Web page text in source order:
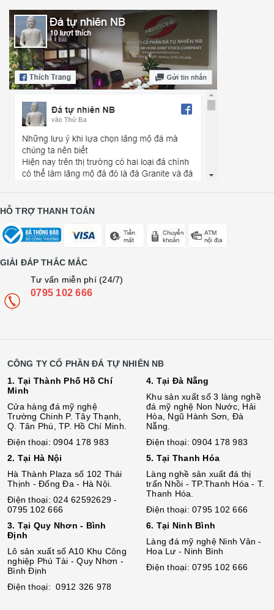
HỖ TRỢ THANH TOÁN
GIẢI ĐÁP THẮC MẮC
Tư vấn miễn phí (24/7)
0795 102 666
CÔNG TY CỔ PHẦN ĐÁ TỰ NHIÊN NB
1. Tại Thành Phố Hồ Chí
Minh
Cửa hàng đá mỹ nghệ
Trường Chinh P. Tây Thạnh,
Q. Tân Phú, TP. Hồ Chí Minh.
Điện thoại: 0904 178 983
2. Tại Hà Nội
Hà Thành Plaza số 102 Thái
Thịnh - Đống Đa - Hà Nội.
Điện thoại: 024 62592629 -
0795 102 666
3. Tại Quy Nhơn - Bình
Định
Lô sản xuất số A10 Khu Công
nghiệp Phú Tài - Quy Nhơn -
Bình Định
Điện thoại: 0912 326 978
4. Tại Đà Nẵng
Khu sản xuất số 3 làng nghề
đá mỹ nghệ Non Nước, Hải
Hòa, Ngũ Hành Sơn, Đà
Nẵng.
Điện thoại: 0904 178 983
5. Tại Thanh Hóa
Làng nghề sản xuất đá thị
trấn Nhồi - TP.Thanh Hóa - T.
Thanh Hóa.
Điện thoại: 0795 102 666
6. Tại Ninh Bình
Làng đá mỹ nghệ Ninh Vân -
Hoa Lư - Ninh Bình
Điện thoại: 0795 102 666